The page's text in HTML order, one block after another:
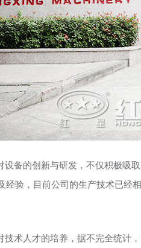
备的创新与研发，不仅积极吸
经验，目前公司的生产技术已经
术人才的培养，据不完全统计